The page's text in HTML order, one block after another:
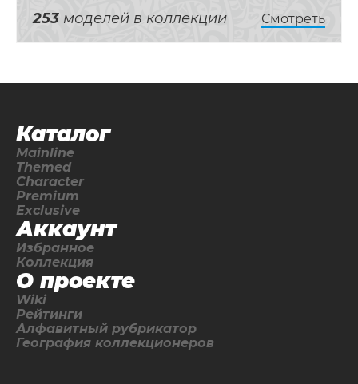
253 моделей в коллекции Смотреть
Каталог
Mainline
Themed
Character
Premium
Exclusive
Аккаунт
Избранное
Коллекция
О проекте
Wiki
Рейтинги
Алфавитный рубрикатор
География коллекционеров